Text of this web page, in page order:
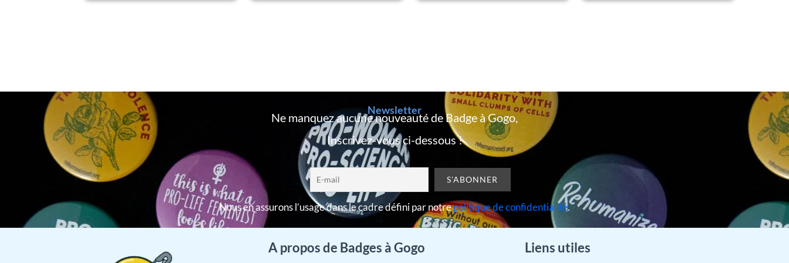
Newsletter
Ne manquez aucune nouveauté de Badge à Gogo,
Inscrivez-vous ci-dessous !
Nous en assurons l’usage dans le cadre défini par notrepolitique de confidentialité.
A propos de Badges à Gogo Liens utiles